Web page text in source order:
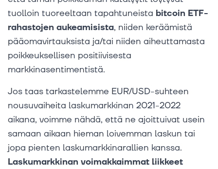
tuolloin tuoreeltaan tapahtuneista bitcoin ETF-
rahastojen aukeamisista, niiden keräämistä
pääomavirtauksista ja/tai niiden aiheuttamasta
poikkeuksellisen positiivisesta
markkinasentimentistä.
Jos taas tarkastelemme EUR/USD-suhteen
nousuvaiheita laskumarkkinan 2021-2022
aikana, voimme nähdä, että ne ajoittuivat usein
samaan aikaan hieman loivemman laskun tai
jopa pienten laskumarkkinarallien kanssa.
Laskumarkkinan voimakkaimmat liikkeet